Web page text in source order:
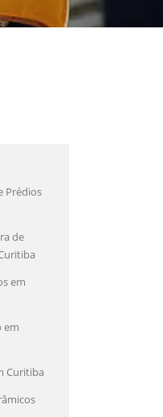
Prédios
de
em
em
Curitiba